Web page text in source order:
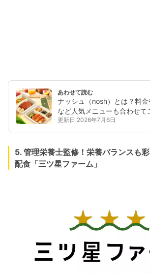
あわせて読む
ナッシュ（nosh）とは？料
など人気メニューも合わせて
更新日:2026年7月6日
5. 管理栄養士監修！栄養バランスも
配食「三ツ星ファーム」